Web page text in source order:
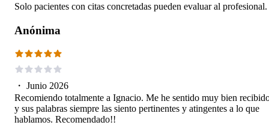
Solo pacientes con citas concretadas pueden evaluar al profesional.
Anónima
・ Junio 2026
Recomiendo totalmente a Ignacio. Me he sentido muy bien
y sus palabras siempre las siento pertinentes y atingentes a lo que
hablamos. Recomendado!!